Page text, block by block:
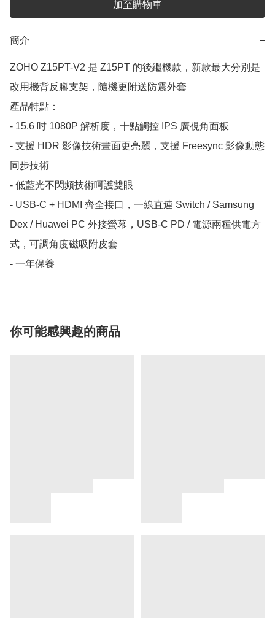
加至購物車
簡介 −
ZOHO Z15PT-V2 是 Z15PT 的後繼機款，新款最大分別是
改用機背反腳支架，隨機更附送防震外套
產品特點：
- 15.6 吋 1080P 解析度，十點觸控 IPS 廣視角面板
- 支援 HDR 影像技術畫面更亮麗，支援 Freesync 影像動態
同步技術
- 低藍光不閃頻技術呵護雙眼
- USB-C + HDMI 齊全接口，一線直連 Switch / Samsung
Dex / Huawei PC 外接螢幕，USB-C PD / 電源兩種供電方
式，可調角度磁吸附皮套
- 一年保養
你可能感興趣的商品